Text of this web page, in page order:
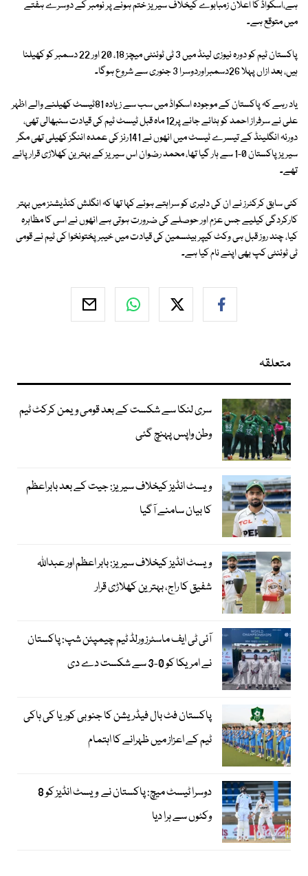
ہے،اسکواڈ کا اعلان زمبابوے کیخلاف سیریز ختم ہونے پر نومبر کے دوسرے ہفتے
میں متوقع ہے۔
پاکستان ٹیم کو دورہ نیوزی لینڈ میں 3 ٹی ٹوئنٹی میچز 18، 20 اور 22 دسمبر کو کھیلنا
ہیں، بعد ازاں پہلا 26دسمبراوردوسرا 3 جنوری سے شروع ہوگا۔
یاد رہے کہ پاکستان کے موجودہ اسکواڈ میں سب سے زیادہ 81ٹیسٹ کھیلنے والے اظہر
علی نے سرفراز احمد کو ہٹائے جانے پر12 ماہ قبل ٹیسٹ ٹیم کی قیادت سنبھالی تھی،
دورئہ انگلینڈ کے تیسرے ٹیسٹ میں انھوں نے 141رنز کی عمدہ اننگز کھیلی تھی مگر
سیریز پاکستان 0-1 سے ہار گیا تھا، محمد رضوان اس سیریز کے بہترین کھلاڑی قرار پائے
تھے۔
کئی سابق کرکٹرز نے ان کی دلیری کو سراہتے ہوئے کہا تھا کہ انگلش کنڈیشنز میں بہتر
کارکردگی کیلیے جس عزم اور حوصلے کی ضرورت ہوتی ہے انھوں نے اسی کا مظاہرہ
کیا، چند روز قبل ہی وکٹ کیپر بیٹسمین کی قیادت میں خیبرپختونخوا کی ٹیم نے قومی
ٹی ٹوئنٹی کپ بھی اپنے نام کیا ہے۔
متعلقہ
سری لنکا سے شکست کے بعد قومی ویمن کرکٹ ٹیم
وطن واپس پہنچ گئی
ویسٹ انڈیز کیخلاف سیریز: جیت کے بعد بابراعظم
کا بیان سامنے آگیا
ویسٹ انڈیز کیخلاف سیریز: بابر اعظم اور عبداللہ
شفیق کا راج، بہترین کھلاڑی قرار
آئی ٹی ایف ماسٹرز ورلڈ ٹیم چیمپئن شپ: پاکستان
نے امریکا کو 0-3 سے شکست دے دی
پاکستان فٹ بال فیڈریشن کا جنوبی کوریا کی ہاکی
ٹیم کے اعزاز میں ظہرانے کا اہتمام
دوسرا ٹیسٹ میچ: پاکستان نے ویسٹ انڈیز کو 8
وکٹوں سے ہرا دیا